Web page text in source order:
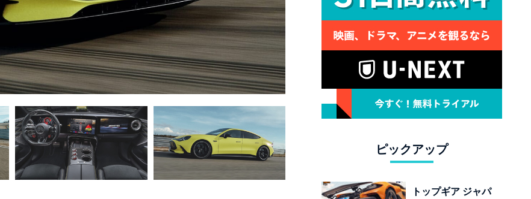
ピックアップ
トップギア ジャパ